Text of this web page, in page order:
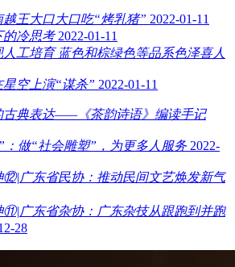
王大口大口吃“烤乳猪” 2022-01-11
的冷思考 2022-01-11
工培育 蓝色和棕绿色等品系色泽喜人
空上演“谋杀” 2022-01-11
古典表达——《茶韵诗语》编读手记
：做“社会雕塑”，为更多人服务 2022-
⑫|广东省民协：推动民间文艺焕发新气
⑪|广东省杂协：广东杂技从跟跑到并跑
28